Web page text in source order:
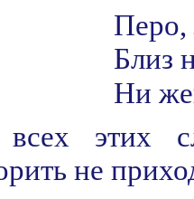
Перо,
Близ
Ни
этих
не